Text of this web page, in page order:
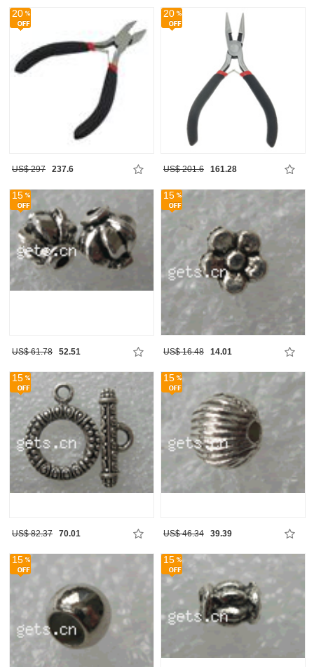
20
US$ 297 237.6
20
US$ 201.6 161.28
15
US$ 61.78 52.51
15
US$ 16.48 14.01
15
US$ 82.37 70.01
15
US$ 46.34 39.39
15 15